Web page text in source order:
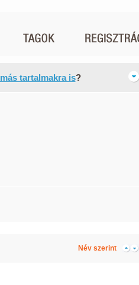
más tartalmakra is?
Név szerint